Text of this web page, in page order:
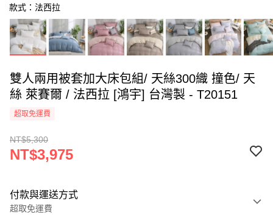
款式：法西拉
雙人兩用被套加大床包組/ 天絲300織 撞色/ 天
絲 萊賽爾 / 法西拉 [鴻宇] 台灣製 - T20151
超取免運費
NT$5,300
NT$3,975
付款與運送方式
超取免運費